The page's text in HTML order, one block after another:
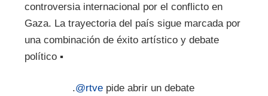
controversia internacional por el conflicto en
Gaza. La trayectoria del país sigue marcada por
una combinación de éxito artístico y debate
político ▪
.@rtvepide abrir un debate